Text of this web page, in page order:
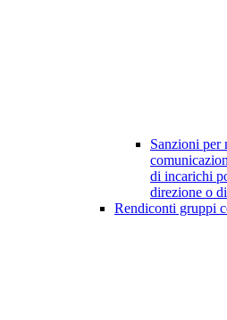
Sanzioni per
di incarichi
direzione o
Rendiconti gruppi